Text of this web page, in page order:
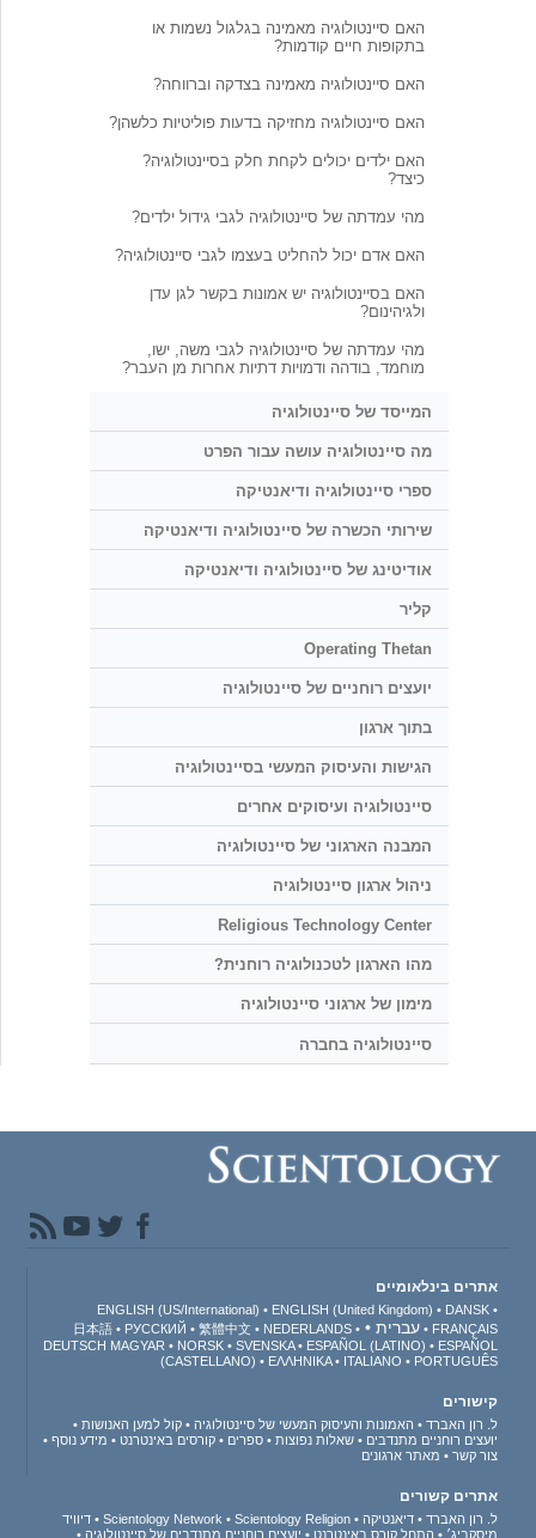
האם סיינטולוגיה מאמינה בגלגול נשמות או
בתקופות חיים קודמות?
האם סיינטולוגיה מאמינה בצדקה וברווחה?
האם סיינטולוגיה מחזיקה בדעות פוליטיות כלשהן?
האם ילדים יכולים לקחת חלק בסיינטולוגיה?
כיצד?
מהי עמדתה של סיינטולוגיה לגבי גידול ילדים?
האם אדם יכול להחליט בעצמו לגבי סיינטולוגיה?
האם בסיינטולוגיה יש אמונות בקשר לגן עדן
ולגיהינום?
מהי עמדתה של סיינטולוגיה לגבי משה, ישו,
מוחמד, בודהה ודמויות דתיות אחרות מן העבר?
המייסד של סיינטולוגיה
מה סיינטולוגיה עושה עבור הפרט
ספרי סיינטולוגיה ודיאנטיקה
שירותי הכשרה של סיינטולוגיה ודיאנטיקה
אודיטינג של סיינטולוגיה ודיאנטיקה
קליר
Operating Thetan
יועצים רוחניים של סיינטולוגיה
בתוך ארגון
הגישות והעיסוק המעשי בסיינטולוגיה
סיינטולוגיה ועיסוקים אחרים
המבנה הארגוני של סיינטולוגיה
ניהול ארגון סיינטולוגיה
Religious Technology Center
מהו הארגון לטכנולוגיה רוחנית?
מימון של ארגוני סיינטולוגיה
סיינטולוגיה בחברה
אתרים בינלאומיים
ENGLISH (US/International) ENGLISH (United Kingdom)
DANSK
FRANÇAIS
עברית 日本語 РУССКИЙ 繁體中文
NEDERLANDS
DEUTSCH MAGYAR NORSK SVENSKA ESPAÑOL (LATINO)
ESPAÑOL
(CASTELLANO)
ΕΛΛΗΝΙΚA ITALIANO PORTUGUÊS
קישורים
ל. רון האברד האמונות והעיסוק המעשי של סיינטולוגיה
קול למען האנושות
יועצים רוחניים מתנדבים
שאלות נפוצות ספרים קורסים באינטרנט
מידע נוסף
צור קשר
מאתר ארגונים
אתרים קשורים
ל. רון האברד דיאנטיקה Scientology Network Scientology Religion
דיוויד
מיסקביג׳
התחל קורס באינטרנט יועצים רוחניים מתנדבים של סיינטולוגיה